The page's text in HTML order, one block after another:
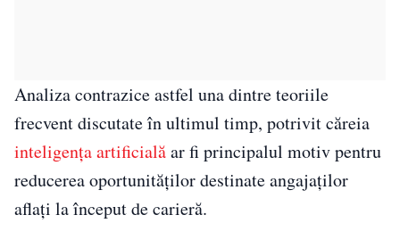
Analiza contrazice astfel una dintre teoriile
frecvent discutate în ultimul timp, potrivit căreia
inteligența artificialăar fi principalul motiv pentru
reducerea oportunităților destinate angajaților
aflați la început de carieră.